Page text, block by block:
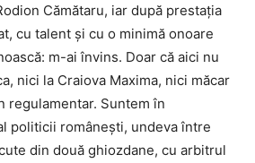
Cămătaru, iar după prestația
cu talent și cu o minimă onoare
m-ai învins. Doar că aici nu
nici la Craiova Maxima, nici măcar
regulamentar. Suntem în
politicii românești, undeva între
din două ghiozdane, cu arbitrul